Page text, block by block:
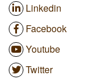
Linkedin
Facebook
Youtube
Twitter